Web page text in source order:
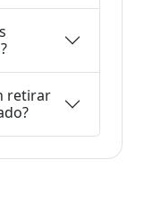
retirar